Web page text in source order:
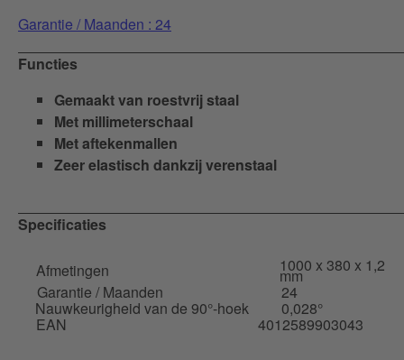
Garantie / Maanden : 24
Functies
Gemaakt van roestvrij staal
Met millimeterschaal
Met aftekenmallen
Zeer elastisch dankzij verenstaal
Specificaties
Afmetingen 1000 x 380 x 1,2
mm
Garantie / Maanden 24
Nauwkeurigheid van de 90°-hoek 0,028°
EAN 4012589903043